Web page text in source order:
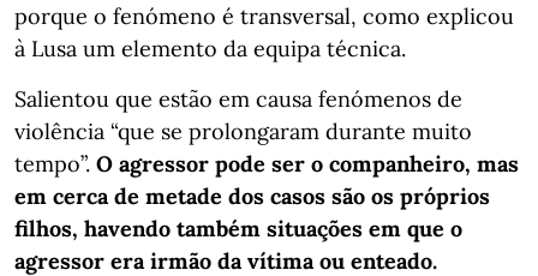
porque o fenómeno é transversal, como explicou
à Lusa um elemento da equipa técnica.
Salientou que estão em causa fenómenos de
violência “que se prolongaram durante muito
tempo”. O agressor pode ser o companheiro, mas
em cerca de metade dos casos são os próprios
filhos, havendo também situações em que o
agressor era irmão da vítima ou enteado.